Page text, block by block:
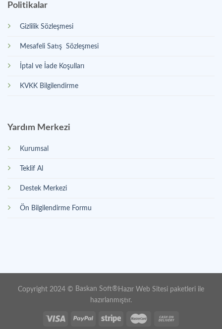
Politikalar
Gizlilik Sözleşmesi
Mesafeli Satış Sözleşmesi
İptal ve İade Koşulları
KVKK Bilgilendirme
Yardım Merkezi
Kurumsal
Teklif Al
Destek Merkezi
Ön Bilgilendirme Formu
Copyright 2024 © Baskan Soft® Hazır Web Sitesi paketleri ile
hazırlanmıştır.